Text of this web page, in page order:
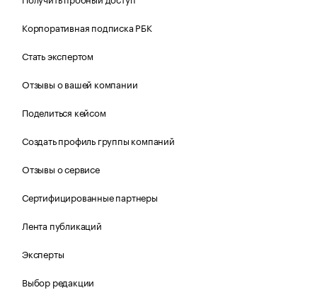
Корпоративная подписка РБК
Стать экспертом
Отзывы о вашей компании
Поделиться кейсом
Создать профиль группы компаний
Отзывы о сервисе
Сертифицированные партнеры
Лента публикаций
Эксперты
Выбор редакции